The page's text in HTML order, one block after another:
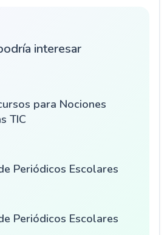
interesar
para Nociones
TIC
Periódicos Escolares
Periódicos Escolares